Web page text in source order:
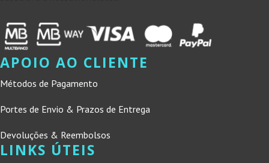
APOIO AO CLIENTE
Métodos de Pagamento
Portes de Envio & Prazos de Entrega
Devoluções & Reembolsos
LINKS ÚTEIS